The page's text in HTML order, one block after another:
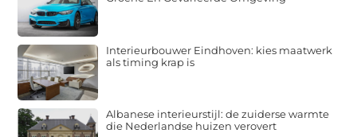
Interieurbouwer Eindhoven: kies maatwerk
als timing krap is
Albanese interieurstijl: de zuiderse warmte
die Nederlandse huizen verovert